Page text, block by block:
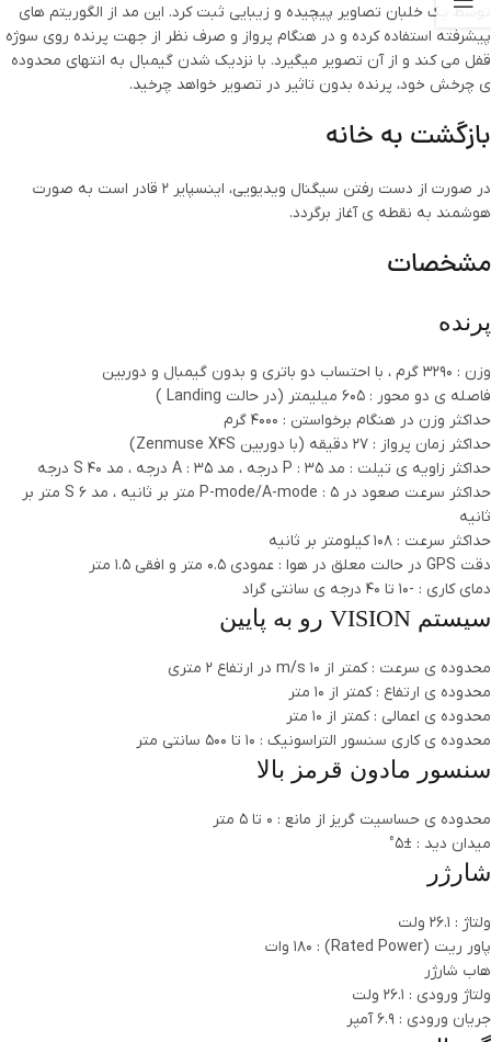
توسط یک خلبان تصاویر پیچیده و زیبایی ثبت کرد. این مد از الگوریتم های
پیشرفته استفاده کرده و در هنگام پرواز و صرف نظر از جهت پرنده روی سوژه
قفل می کند و از آن تصویر میگیرد. با نزدیک شدن گیمبال به انتهای محدوده
ی چرخش خود، پرنده بدون تاثیر در تصویر خواهد چرخید.
بازگشت به خانه
در صورت از دست رفتن سیگنال ویدیویی، اینسپایر 2 قادر است به صورت
هوشمند به نقطه ی آغاز برگردد.
مشخصات
پرنده
وزن : 3290 گرم ، با احتساب دو باتری و بدون گیمبال و دوربین
فاصله ی دو محور : 605 میلیمتر (در حالت Landing )
حداکثر وزن در هنگام برخواستن : 4000 گرم
حداکثر زمان پرواز : 27 دقیقه (با دوربین Zenmuse X4S)
حداکثر زاویه ی تیلت : مد P : 35 درجه ، مد A : 35 درجه ، مد S 40 درجه
حداکثر سرعت صعود در P-mode/A-mode : 5 متر بر ثانیه ، مد S 6 متر بر
ثانیه
حداکثر سرعت : 108 کیلومتر بر ثانیه
دقت GPS در حالت معلق در هوا : عمودی 0.5 متر و افقی 1.5 متر
دمای کاری : -10 تا 40 درجه ی سانتی گراد
سیستم VISION رو به پایین
محدوده ی سرعت : کمتر از 10 m/s در ارتفاع 2 متری
محدوده ی ارتفاع : کمتر از 10 متر
محدوده ی اعمالی : کمتر از 10 متر
محدوده ی کاری سنسور التراسونیک : 10 تا 500 سانتی متر
سنسور مادون قرمز بالا
محدوده ی حساسیت گریز از مانع : 0 تا 5 متر
میدان دید : ±5°
شارژر
ولتاژ : 26.1 ولت
پاور ریت (Rated Power) : 180 وات
هاب شارژر
ولتاژ ورودی : 26.1 ولت
جریان ورودی : 6.9 آمپر